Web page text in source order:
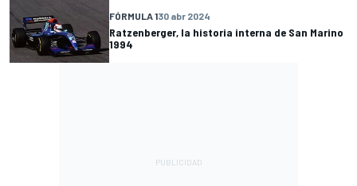
FÓRMULA 130 abr 2024
Ratzenberger, la historia interna de San Marino
1994